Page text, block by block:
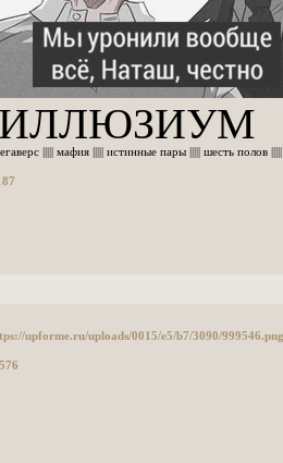
ИЛЛЮЗИУМ
||||| мафия ||||| истинные пары ||||| шесть полов |||||